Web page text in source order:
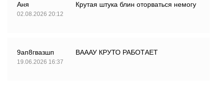
Аня
02.08.2026 20:12
Крутая штука блин оторваться немогу
9ап8гвазшп
19.06.2026 16:37
ВАААУ КРУТО РАБОТАЕТ